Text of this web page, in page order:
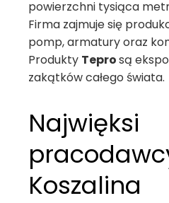
powierzchni tysiąca
Firma zajmuje się
pomp, armatury oraz
Produkty Teprosą
zakątków całego świata.
Najwięksi
Koszalina